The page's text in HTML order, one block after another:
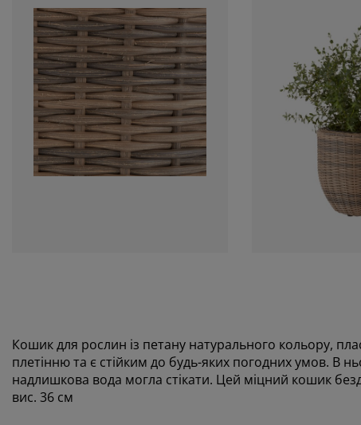
Кошик для рослин із петану натурального кольору,
плетінню та є стійким до будь-яких погодних умов. В
надлишкова вода могла стікати. Цей міцний кошик
вис. 36 см